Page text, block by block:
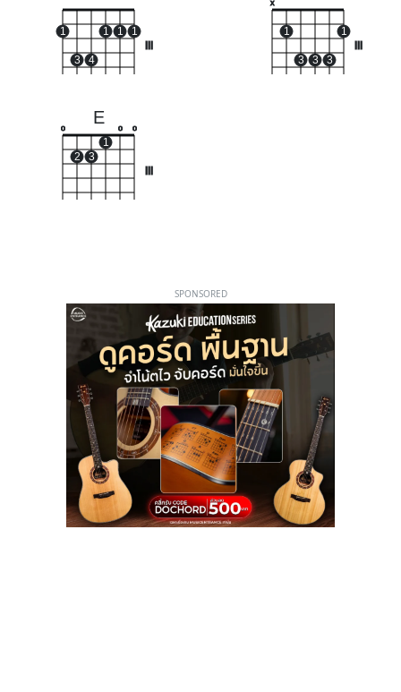
1
3 4
1 1 1
x
1
3 3 3
1
E
o
2 3
1
o o
SPONSORED